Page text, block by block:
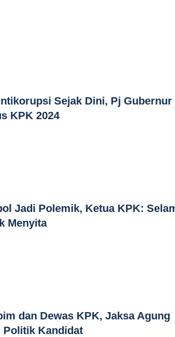
Sejak Dini, Pj Gubernur
KPK 2024
Jadi Polemik, Ketua KPK:
Menyita
dan Dewas KPK, Jaksa Agung
Kandidat